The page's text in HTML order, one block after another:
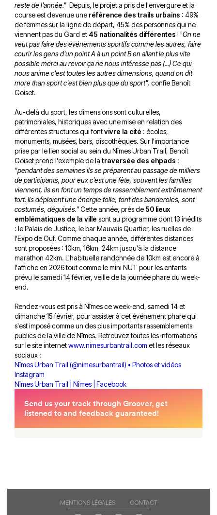
reste de l'année." Depuis, le projet a pris de l'envergure et la
course est devenue une référence des trails urbains : 49%
de femmes sur la ligne de départ, 45% des personnes qui ne
viennent pas du Gard et 45 nationalités différentes ! "On ne
veut pas faire des événements sportifs comme les autres, faire
courir les gens d'un point A à un point B en allant le plus vite
possible merci au revoir ça ne nous intéresse pas (...) Ce qui
nous anime c'est toutes les autres dimensions, quand on dit
more than sport c'est bien plus que du sport", confie Benoît
Goiset.
Au-delà du sport, les dimensions sont culturelles,
patrimoniales, historiques avec une mise en relation des
différentes structures qui fontvivre la cité : écoles,
monuments, musées, bars, discothèques. Sur l'importance
prise par le lien social au sein du Nîmes Urban Trail, Benoît
Goiset prend l'exemple de la traversée des ehpads :
"pendant des semaines ils se préparent au passage de milliers
de participants, pour eux c'est une fête, souvent les familles
viennent, ils en font un temps de rassemblement extrêmement
fort. Ils déploient une énergie folle, font des banderoles, sont
costumés, déguisés."Cette année, près de 50 lieux
emblématiques de la ville sont au programme dont 13 inédits
: le Palais de Justice, le bar Mauvais Quartier, les ruelles de
l'Expo de Ouf. Comme chaque année, différentes distances
sont proposées : 10km, 16km, 24km jusqu'à la distance
marathon 42km. L'habituelle randonnée de 10km est encore à
l'affiche en 2026 tout comme le mini NUT pour les enfants
prévu le samedi 14 février, veille de la journée phare du week-
end.
Rendez-vous est pris à Nîmes ce week-end, samedi 14 et
dimanche 15 février, pour assister à cet événement phare qui
s'est imposé comme un des plus importants rassemblements
publics de la ville de Nîmes. Retrouvez toutes les informations
sur le site internetwww.nimesurbantrail.com et les réseaux
sociaux :
Nîmes Urban Trail (@nimesurbantrail) • Photos et vidéos
Instagram
Nîmes Urban Trail | Nîmes | Facebook
MENTIONS LÉGALES CONTACT